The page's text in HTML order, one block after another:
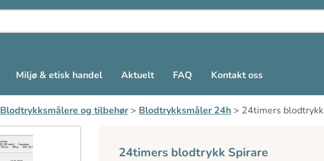
Miljø & etisk handel Aktuelt FAQ Kontakt oss
Blodtrykksmålere og tilbehør> Blodtrykksmåler 24h> 24timers
24timers blodtrykk Spirare